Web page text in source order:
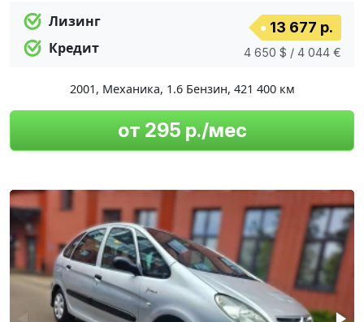
Лизинг
Кредит
13 677 р.
4 650 $ / 4 044 €
2001, Механика, 1.6 Бензин, 421 400 км
от 295 р./мес